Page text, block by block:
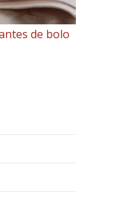
de bolo